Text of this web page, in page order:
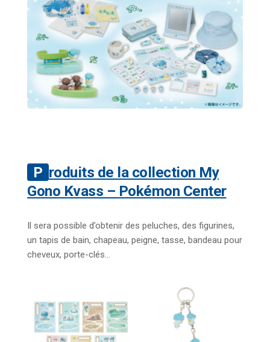
Produits de la collection My
Gono Kvass – Pokémon Center
Il sera possible d’obtenir des peluches, des figurines,
un tapis de bain, chapeau, peigne, tasse, bandeau pour
cheveux, porte-clés…